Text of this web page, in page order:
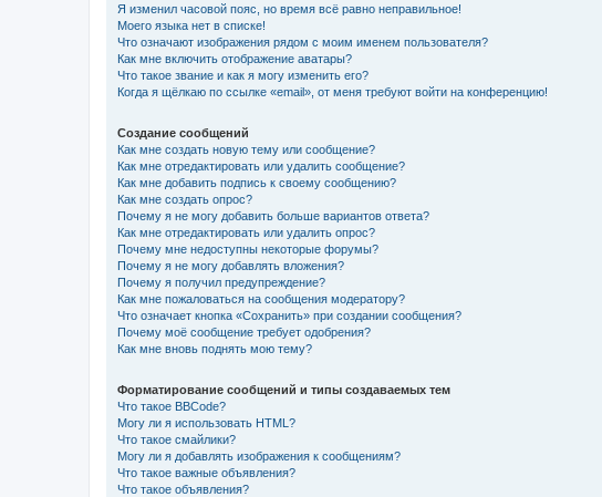
Я изменил часовой пояс, но время всё равно неправильное!
Моего языка нет в списке!
Что означают изображения рядом с моим именем пользователя?
Как мне включить отображение аватары?
Что такое звание и как я могу изменить его?
Когда я щёлкаю по ссылке «email», от меня требуют войти на конференцию!
Создание сообщений
Как мне создать новую тему или сообщение?
Как мне отредактировать или удалить сообщение?
Как мне добавить подпись к своему сообщению?
Как мне создать опрос?
Почему я не могу добавить больше вариантов ответа?
Как мне отредактировать или удалить опрос?
Почему мне недоступны некоторые форумы?
Почему я не могу добавлять вложения?
Почему я получил предупреждение?
Как мне пожаловаться на сообщения модератору?
Что означает кнопка «Сохранить» при создании сообщения?
Почему моё сообщение требует одобрения?
Как мне вновь поднять мою тему?
Форматирование сообщений и типы создаваемых тем
Что такое BBCode?
Могу ли я использовать HTML?
Что такое смайлики?
Могу ли я добавлять изображения к сообщениям?
Что такое важные объявления?
Что такое объявления?